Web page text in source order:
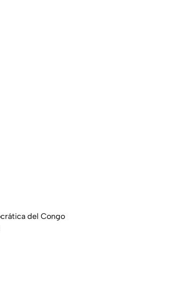
del Congo